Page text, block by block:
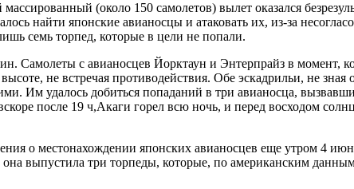
(около 150 самолетов) вылет оказался
найти японские авианосцы и атаковать их, из-за
семь торпед, которые в цели не попали.
Самолеты с авианосцев Йорктаун и Энтерпрайз в момент,
не встречая противодействия. Обе эскадрильи, не
Им удалось добиться попаданий в три авианосца,
после 19 ч,Акаги горел всю ночь, и перед восходом
о местонахождении японских авианосцев еще утром 4
выпустила три торпеды, которые, по американским